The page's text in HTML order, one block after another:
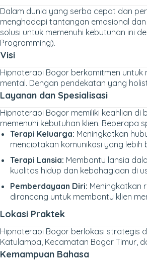
Dalam dunia yang serba cepat dan
menghadapi tantangan emosional
solusi untuk memenuhi kebutuhan ini
Programming).
Visi
Hipnoterapi Bogor berkomitmen
mental. Dengan pendekatan yang
Layanan dan Spesialisasi
Hipnoterapi Bogor memiliki keahlian
memenuhi kebutuhan klien. Beberapa
Terapi Keluarga: Meningkatkan
menciptakan komunikasi yang lebih
Terapi Lansia: Membantu lansia
kualitas hidup dan kebahagiaan di
Pemberdayaan Diri: Meningkatkan
dirancang untuk membantu klien
Lokasi Praktek
Hipnoterapi Bogor berlokasi strategis
Katulampa, Kecamatan Bogor Timur,
Kemampuan Bahasa